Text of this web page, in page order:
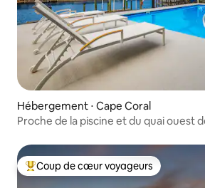
Hébergement ⋅ Cape Coral
Proche de la piscine et du quai ouest
Coups de cœur voyageurs les plus
Coup de cœur voyageurs